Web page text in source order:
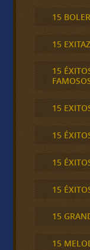
15
15
15
15
15
15
15
15
15